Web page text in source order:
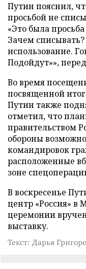
Путин пояснил,
просьбой не
«Это была
Зачем
использование.
Подойдут»»,
Во время
посвященной
Путин также
отметил, что
правительством
обороны
командировок
расположенные
зоне
В воскресенье
центр «Россия» в
церемонии
выставку.
Текст: Дарья